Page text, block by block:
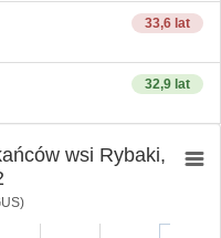
33,6 lat
32,9 lat
wsi Rybaki,